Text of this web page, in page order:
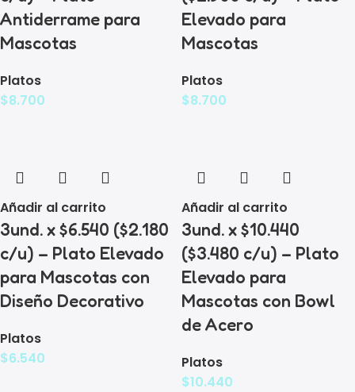
Antiderrame para
Mascotas
Platos
$8.700
Elevado para
Mascotas
Platos
$8.700
Añadir al carrito
3und. x $6.540 ($2.180
c/u) – Plato Elevado
para Mascotas con
Diseño Decorativo
Platos
$6.540
Añadir al carrito
3und. x $10.440
($3.480 c/u) – Plato
Elevado para
Mascotas con Bowl
de Acero
Platos
$10.440